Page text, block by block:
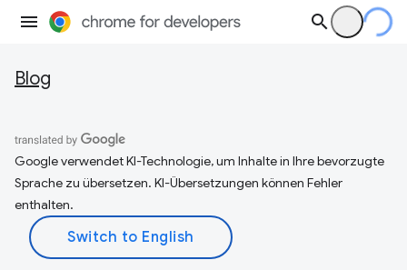
Blog
Google verwendet KI-Technologie, um Inhalte in Ihre bevorzugte
Sprache zu übersetzen. KI-Übersetzungen können Fehler
enthalten.